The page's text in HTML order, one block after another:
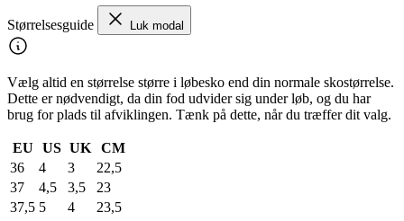
Størrelsesguide Luk modal
Vælg altid en størrelse større i løbesko end din normale skostørrelse.
Dette er nødvendigt, da din fod udvider sig under løb, og du har
brug for plads til afviklingen. Tænk på dette, når du træffer dit valg.
EU US UK
CM
36
4 3
22,5
37
4,5 3,5
23
37,5 5 4
23,5